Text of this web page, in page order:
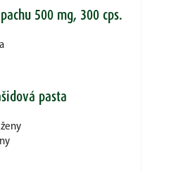
500 mg, 300 cps.
pasta